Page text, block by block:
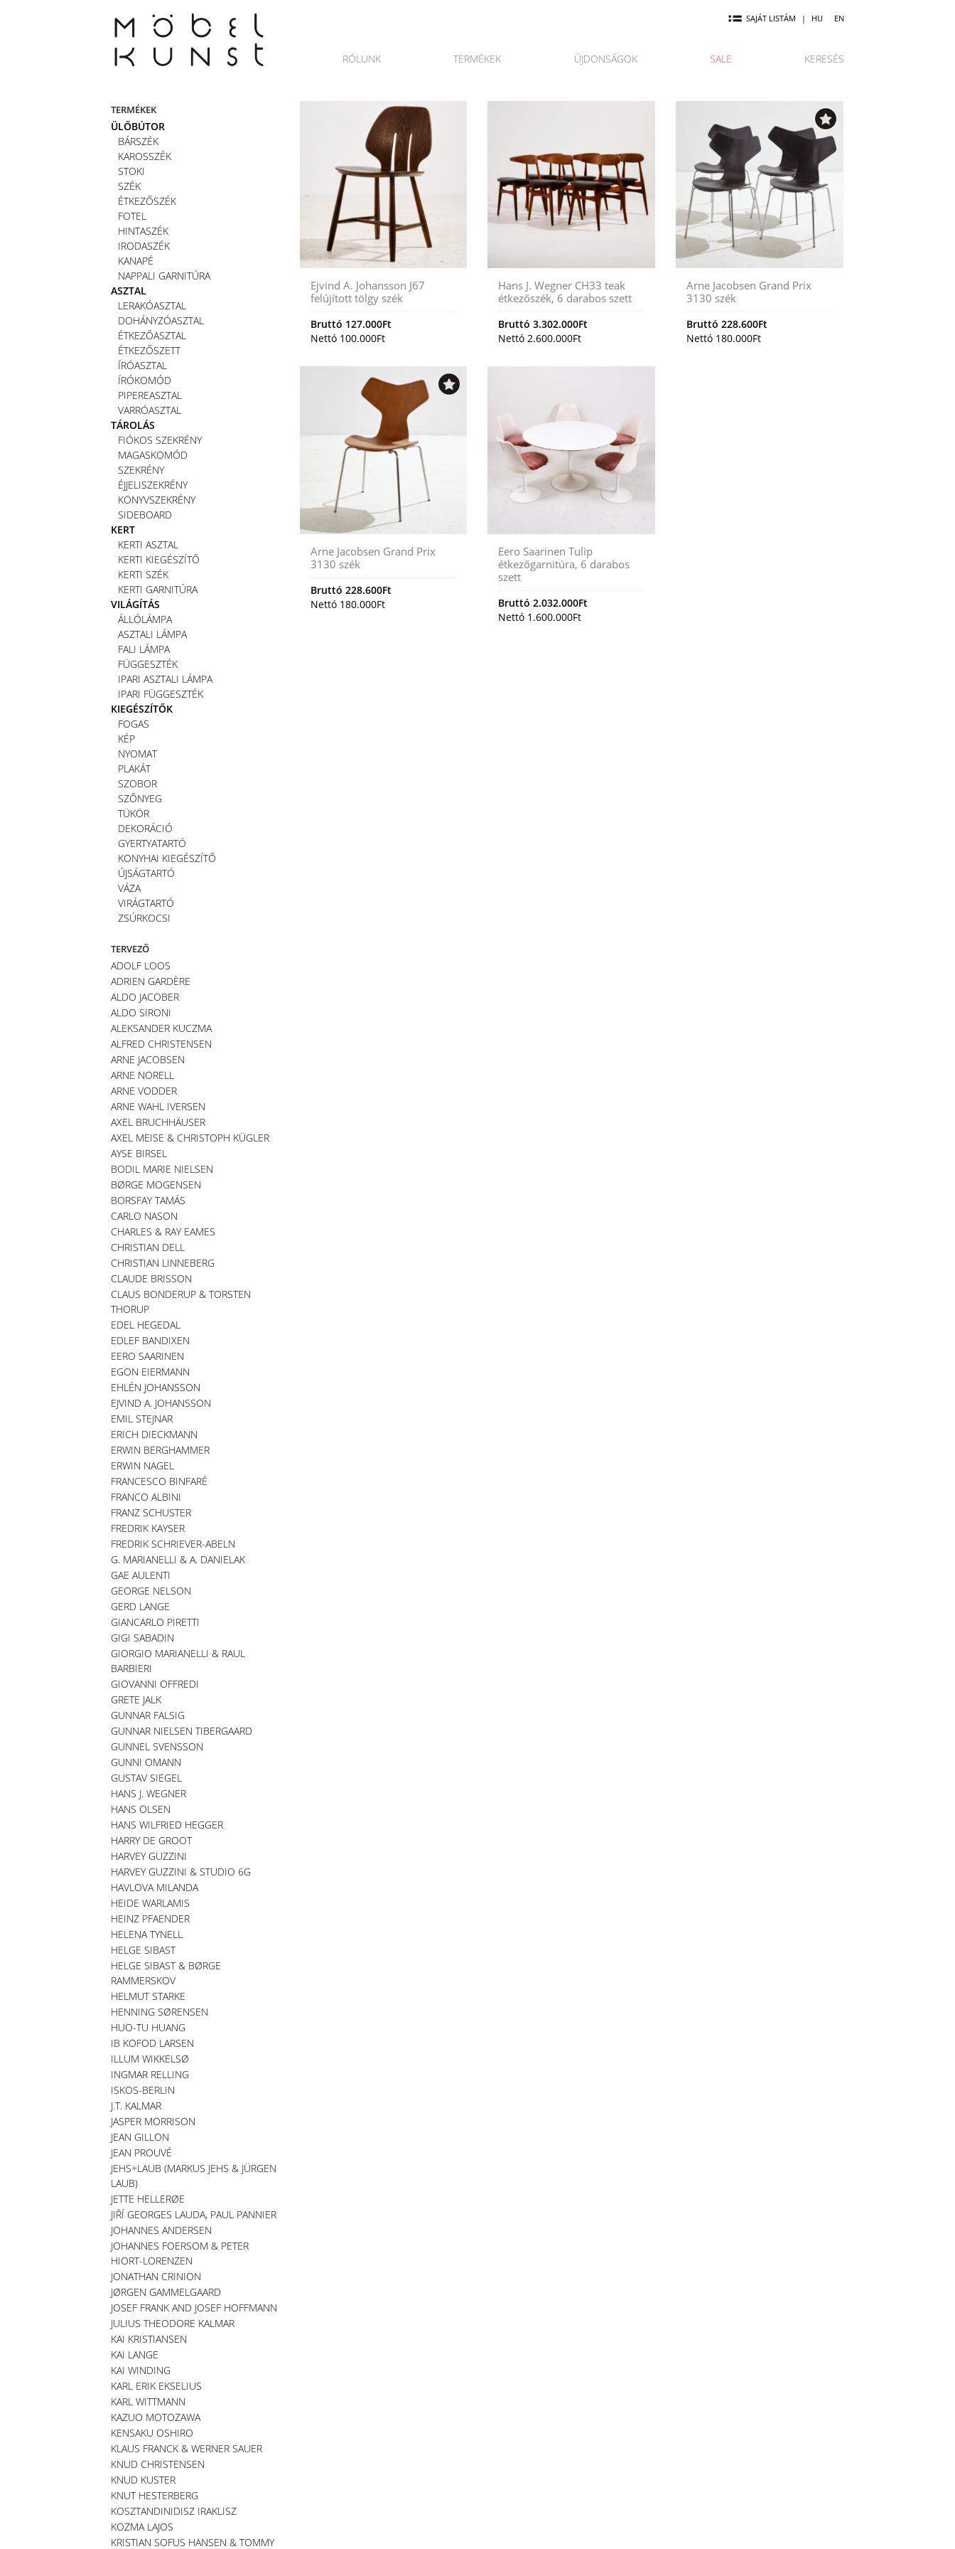
SAJÁT LISTÁM | HU EN
RÓLUNK TERMÉKEK ÚJDONSÁGOK SALE KERESÉS
TERMÉKEK
ÜLŐBÚTOR
BÁRSZÉK
KAROSSZÉK
STOKI
SZÉK
ÉTKEZŐSZÉK
FOTEL
HINTASZÉK
IRODASZÉK
KANAPÉ
NAPPALI GARNITÚRA
ASZTAL
LERAKÓASZTAL
DOHÁNYZÓASZTAL
ÉTKEZŐASZTAL
ÉTKEZŐSZETT
ÍRÓASZTAL
ÍRÓKOMÓD
PIPEREASZTAL
VARRÓASZTAL
TÁROLÁS
FIÓKOS SZEKRÉNY
MAGASKOMÓD
SZEKRÉNY
ÉJJELISZEKRÉNY
KÖNYVSZEKRÉNY
SIDEBOARD
KERT
KERTI ASZTAL
KERTI KIEGÉSZÍTŐ
KERTI SZÉK
KERTI GARNITÚRA
VILÁGÍTÁS
ÁLLÓLÁMPA
ASZTALI LÁMPA
FALI LÁMPA
FÜGGESZTÉK
IPARI ASZTALI LÁMPA
IPARI FÜGGESZTÉK
KIEGÉSZÍTŐK
FOGAS
KÉP
NYOMAT
PLAKÁT
SZOBOR
SZŐNYEG
TÜKÖR
DEKORÁCIÓ
GYERTYATARTÓ
KONYHAI KIEGÉSZÍTŐ
ÚJSÁGTARTÓ
VÁZA
VIRÁGTARTÓ
ZSÚRKOCSI
TERVEZŐ
ADOLF LOOS
ADRIEN GARDÈRE
ALDO JACOBER
ALDO SIRONI
ALEKSANDER KUCZMA
ALFRED CHRISTENSEN
ARNE JACOBSEN
ARNE NORELL
ARNE VODDER
ARNE WAHL IVERSEN
AXEL BRUCHHÄUSER
AXEL MEISE & CHRISTOPH KÜGLER
AYSE BIRSEL
BODIL MARIE NIELSEN
BØRGE MOGENSEN
BORSFAY TAMÁS
CARLO NASON
CHARLES & RAY EAMES
CHRISTIAN DELL
CHRISTIAN LINNEBERG
CLAUDE BRISSON
CLAUS BONDERUP & TORSTEN
THORUP
EDEL HEGEDAL
EDLEF BANDIXEN
EERO SAARINEN
EGON EIERMANN
EHLÉN JOHANSSON
EJVIND A. JOHANSSON
EMIL STEJNAR
ERICH DIECKMANN
ERWIN BERGHAMMER
ERWIN NAGEL
FRANCESCO BINFARÉ
FRANCO ALBINI
FRANZ SCHUSTER
FREDRIK KAYSER
FREDRIK SCHRIEVER-ABELN
G. MARIANELLI & A. DANIELAK
GAE AULENTI
GEORGE NELSON
GERD LANGE
GIANCARLO PIRETTI
GIGI SABADIN
GIORGIO MARIANELLI & RAUL
BARBIERI
GIOVANNI OFFREDI
GRETE JALK
GUNNAR FALSIG
GUNNAR NIELSEN TIBERGAARD
GUNNEL SVENSSON
GUNNI OMANN
GUSTAV SIEGEL
HANS J. WEGNER
HANS OLSEN
HANS WILFRIED HEGGER
HARRY DE GROOT
HARVEY GUZZINI
HARVEY GUZZINI & STUDIO 6G
HAVLOVA MILANDA
HEIDE WARLAMIS
HEINZ PFAENDER
HELENA TYNELL
HELGE SIBAST
HELGE SIBAST & BØRGE
RAMMERSKOV
HELMUT STARKE
HENNING SØRENSEN
HUO-TU HUANG
IB KOFOD LARSEN
ILLUM WIKKELSØ
INGMAR RELLING
ISKOS-BERLIN
J.T. KALMAR
JASPER MORRISON
JEAN GILLON
JEAN PROUVÉ
JEHS+LAUB (MARKUS JEHS & JÜRGEN
LAUB)
JETTE HELLERØE
JIŘÍ GEORGES LAUDA, PAUL PANNIER
JOHANNES ANDERSEN
JOHANNES FOERSOM & PETER
HIORT-LORENZEN
JONATHAN CRINION
JØRGEN GAMMELGAARD
JOSEF FRANK AND JOSEF HOFFMANN
JULIUS THEODORE KALMAR
KAI KRISTIANSEN
KAI LANGE
KAI WINDING
KARL ERIK EKSELIUS
KARL WITTMANN
KAZUO MOTOZAWA
KENSAKU OSHIRO
KLAUS FRANCK & WERNER SAUER
KNUD CHRISTENSEN
KNUD KUSTER
KNUT HESTERBERG
KOSZTANDINIDISZ IRAKLISZ
KOZMA LAJOS
KRISTIAN SOFUS HANSEN & TOMMY
Ejvind A. Johansson J67
felújított tölgy szék
Bruttó 127.000Ft
Nettó 100.000Ft
Hans J. Wegner CH33 teak
étkezőszék, 6 darabos szett
Bruttó3.302.000Ft
Nettó2.600.000Ft
Arne Jacobsen Grand Prix
3130 szék
Bruttó228.600Ft
Nettó 180.000Ft
Arne Jacobsen Grand Prix
3130 szék
Bruttó 228.600Ft
Nettó 180.000Ft
Eero Saarinen Tulip
étkezőgarnitúra, 6 darabos
szett
Bruttó2.032.000Ft
Nettó 1.600.000Ft